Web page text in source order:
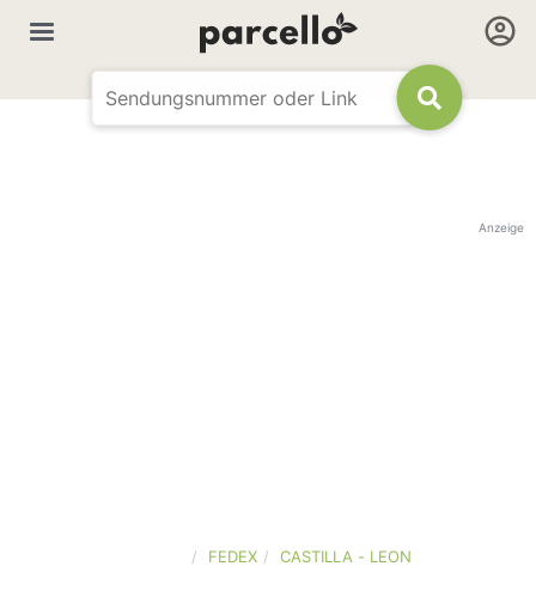
Anzeige
FEDEX CASTILLA - LEON